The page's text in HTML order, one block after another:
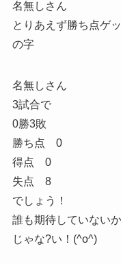
名無しさん
とりあえず勝ち点ゲ
の字
名無しさん
3試合で
0勝3敗
勝ち点 0
得点 0
失点 8
でしょう！
誰も期待していない
じゃな?い！(^o^)